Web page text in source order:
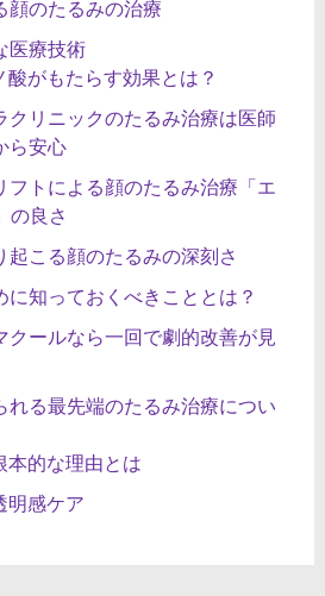
顔のたるみの治療
医療技術
がもたらす効果とは？
クリニックのたるみ治療は医師
ら安心
フトによる顔のたるみ治療「エ
の良さ
起こる顔のたるみの深刻さ
に知っておくべきこととは？
クールなら一回で劇的改善が見
れる最先端のたるみ治療につい
本的な理由とは
明感ケア